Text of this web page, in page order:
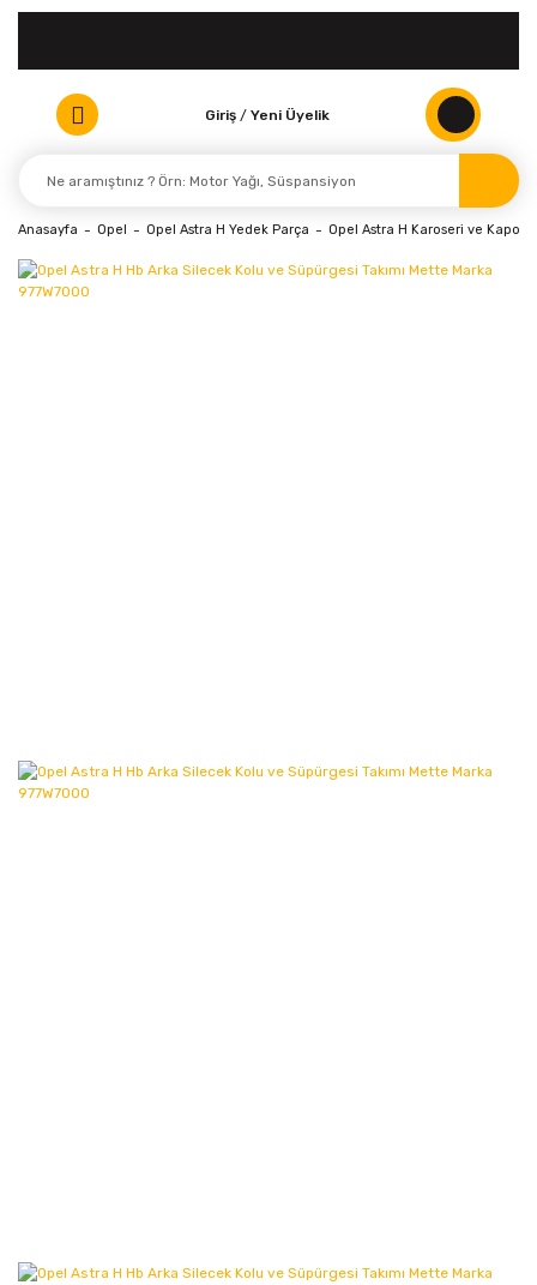
Giriş / Yeni Üyelik
Anasayfa Opel Opel Astra H Yedek Parça Opel Astra H Karoseri ve